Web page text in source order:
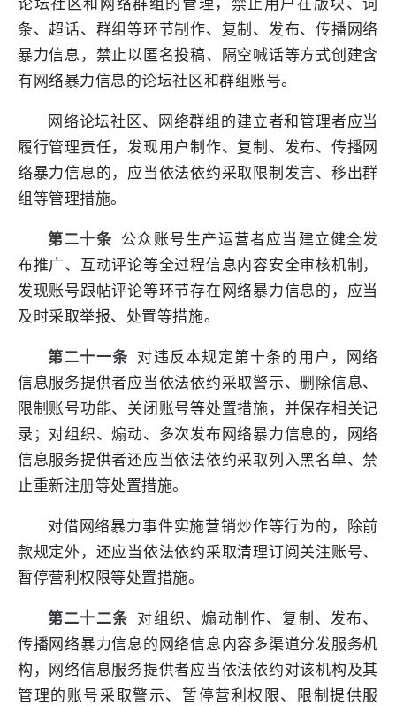
论坛社区和网络群组的管理，禁止用户在版块、词
条、超话、群组等环节制作、复制、发布、传播网络
暴力信息，禁止以匿名投稿、隔空喊话等方式创建含
有网络暴力信息的论坛社区和群组账号。
网络论坛社区、网络群组的建立者和管理者应当
履行管理责任，发现用户制作、复制、发布、传播网
络暴力信息的，应当依法依约采取限制发言、移出群
组等管理措施。
第二十条公众账号生产运营者应当建立健全发
布推广、互动评论等全过程信息内容安全审核机制，
发现账号跟帖评论等环节存在网络暴力信息的，应当
及时采取举报、处置等措施。
第二十一条 对违反本规定第十条的用户，网络
信息服务提供者应当依法依约采取警示、删除信息、
限制账号功能、关闭账号等处置措施，并保存相关记
录；对组织、煽动、多次发布网络暴力信息的，网络
信息服务提供者还应当依法依约采取列入黑名单、禁
止重新注册等处置措施。
对借网络暴力事件实施营销炒作等行为的，除前
款规定外，还应当依法依约采取清理订阅关注账号、
暂停营利权限等处置措施。
第二十二条 对组织、煽动制作、复制、发布、
传播网络暴力信息的网络信息内容多渠道分发服务机
构，网络信息服务提供者应当依法依约对该机构及其
管理的账号采取警示、暂停营利权限、限制提供服